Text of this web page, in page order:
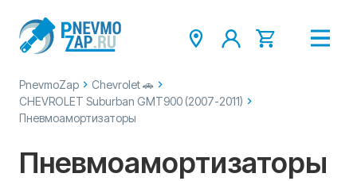
PnevmoZap
Chevrolet 🚗
CHEVROLET Suburban GMT900 (2007-2011)
Пневмоамортизаторы
Пневмоамортизаторы